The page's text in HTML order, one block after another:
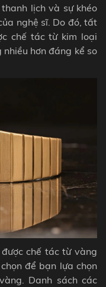
lịch và sự khéo
nghệ sĩ. Do đó, tất
chế tác từ kim loại
hơn đáng kể so
chế tác từ vàng
để bạn lựa chọn
Danh sách các